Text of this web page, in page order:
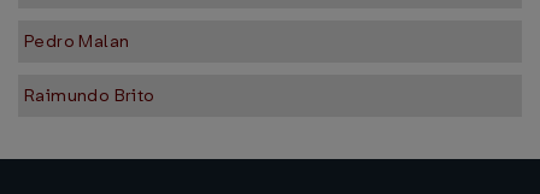
Pedro Malan
Raimundo Brito